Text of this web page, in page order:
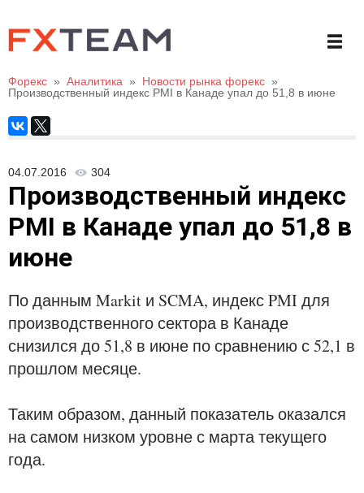
Форекс » Аналитика » Новости рынка форекс »
Производственный индекс PMI в Канаде упал до 51,8 в июне
04.07.2016 304
Производственный индекс
PMI в Канаде упал до 51,8 в
июне
По данным Markit и SCMA, индекс PMI для
производственного сектора в Канаде
снизился до 51,8 в июне по сравнению с 52,1 в
прошлом месяце.
Таким образом, данный показатель оказался
на самом низком уровне с марта текущего
года.